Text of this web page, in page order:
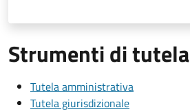
Strumenti di tutela
Tutela amministrativa
Tutela giurisdizionale